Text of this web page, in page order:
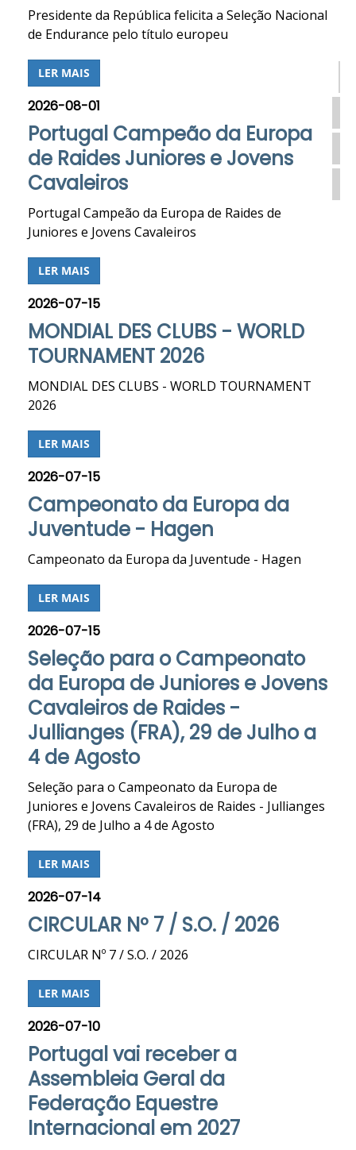
Presidente da República felicita a Seleção Nacional
de Endurance pelo título europeu
LER MAIS
2026-08-01
Portugal Campeão da Europa
de Raides Juniores e Jovens
Cavaleiros
Portugal Campeão da Europa de Raides de
Juniores e Jovens Cavaleiros
LER MAIS
2026-07-15
MONDIAL DES CLUBS - WORLD
TOURNAMENT 2026
MONDIAL DES CLUBS - WORLD TOURNAMENT
2026
LER MAIS
2026-07-15
Campeonato da Europa da
Juventude - Hagen
Campeonato da Europa da Juventude - Hagen
LER MAIS
2026-07-15
Seleção para o Campeonato
da Europa de Juniores e Jovens
Cavaleiros de Raides -
Jullianges (FRA), 29 de Julho a
4 de Agosto
Seleção para o Campeonato da Europa de
Juniores e Jovens Cavaleiros de Raides - Jullianges
(FRA), 29 de Julho a 4 de Agosto
LER MAIS
2026-07-14
CIRCULAR Nº 7 / S.O. / 2026
CIRCULAR Nº 7 / S.O. / 2026
LER MAIS
2026-07-10
Portugal vai receber a
Assembleia Geral da
Federação Equestre
Internacional em 2027